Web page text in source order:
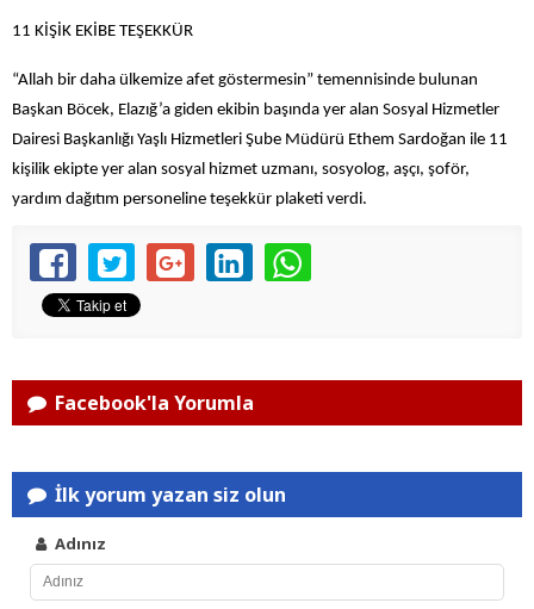
11 KİŞİK EKİBE TEŞEKKÜR
“Allah bir daha ülkemize afet göstermesin” temennisinde bulunan
Başkan Böcek, Elazığ’a giden ekibin başında yer alan Sosyal Hizmetler
Dairesi Başkanlığı Yaşlı Hizmetleri Şube Müdürü Ethem Sardoğan ile 11
kişilik ekipte yer alan sosyal hizmet uzmanı, sosyolog, aşçı, şoför,
yardım dağıtım personeline teşekkür plaketi verdi.
Facebook'la Yorumla
İlk yorum yazan siz olun
Adınız